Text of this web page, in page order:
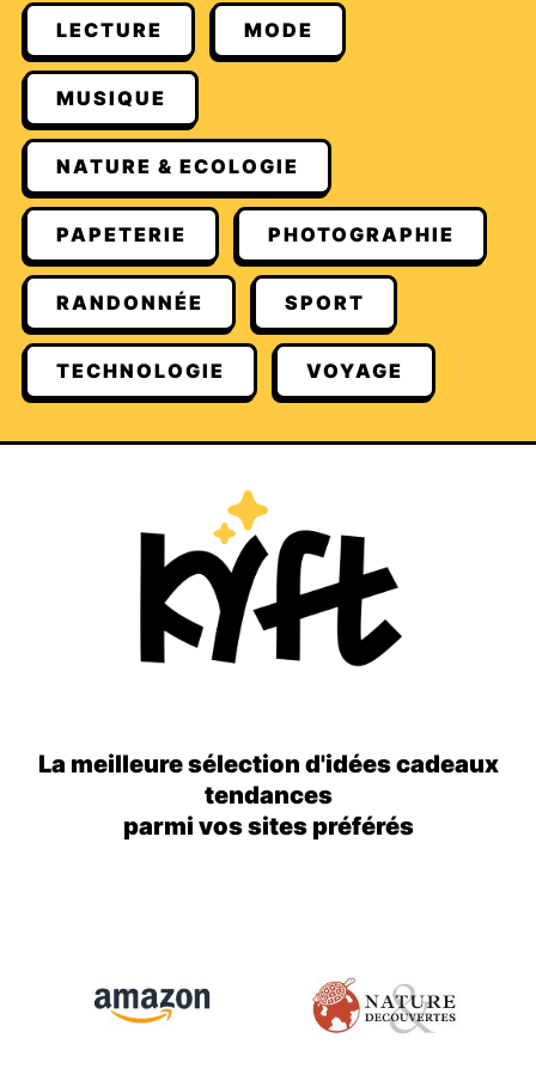
LECTURE MODE
MUSIQUE
NATURE & ECOLOGIE
PAPETERIE PHOTOGRAPHIE
RANDONNÉE SPORT
TECHNOLOGIE VOYAGE
La meilleure sélection d'idées cadeaux
tendances
parmi vos sites préférés